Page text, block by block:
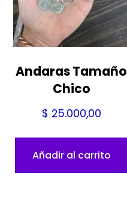
Andaras Tamaño
Chico
$ 25.000,00
Añadir al carrito